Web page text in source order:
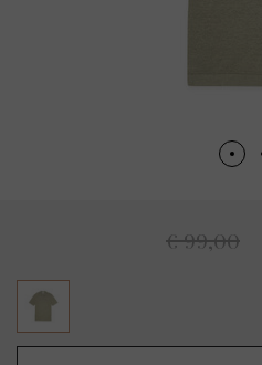
€ 99,00